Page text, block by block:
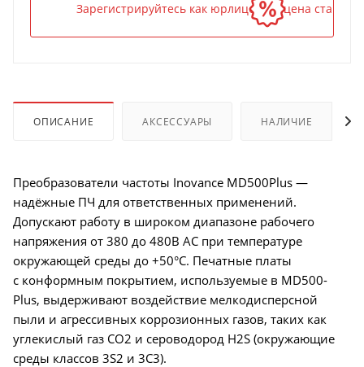
Зарегистрируйтесь как юрлицо — и цена станет
ОПИСАНИЕ АКСЕССУАРЫ НАЛИЧИЕ
Преобразователи частоты Inovance MD500Plus —
надёжные ПЧ для ответственных применений.
Допускают работу в широком диапазоне рабочего
напряжения от 380 до 480В AC при температуре
окружающей среды до +50°C. Печатные платы
с конформным покрытием, используемые в MD500-
Plus, выдерживают воздействие мелкодисперсной
пыли и агрессивных коррозионных газов, таких как
углекислый газ CO2 и сероводород H2S (окружающие
среды классов 3S2 и 3C3).